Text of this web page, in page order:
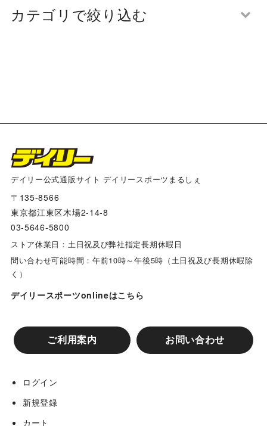
カテゴリで絞り込む
川越パンサーズ
枚方香里フェニックス
明徳アスナローズ
開成ジュニアイーグルス
門真レッドスターズ
寝屋川ダイナキッズ
デイリー公式通販サイト デイリースポーツまるしぇ
〒135-8566
東京都江東区木場2-14-8
03-5646-5800
ストア休業日：土日祝及び弊社指定長期休暇日
問い合わせ可能時間：午前10時～午後5時（土日祝及び長期休暇除
く）
デイリースポーツonlineはこちら
ご利用案内 お問い合わせ
ログイン
新規登録
カート